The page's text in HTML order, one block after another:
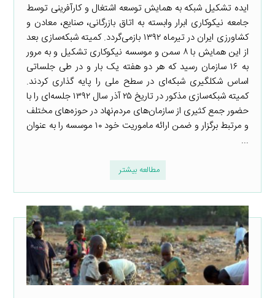
ایده تشکیل شبکه به همایش توسعه اشتغال و کارآفرینی توسط
جامعه نیکوکاری ابرار وابسته به اتاق بازرگانی، صنایع، معادن و
کشاورزی ایران در تیرماه ۱۳۹۲ بازمی‌گردد. کمیته شبکه‌سازی بعد
از این همایش با ۸ سمن و موسسه نیکوکاری تشکیل و به مرور
به ۱۶ سازمان رسید که هر دو هفته یک بار و در طی جلساتی
اساس شکلگیری شبکه‌ای در سطح ملی را پایه گذاری کردند.
کمیته شبکه‌سازی مذکور در تاریخ ۲۵ آذر سال ۱۳۹۲ جلسه‌ای را با
حضور جمع کثیری از سازمان‌های مردم‌نهاد در حوزه‌های مختلف
و مرتبط برگزار و ضمن ارائه ماموریت خود ۱۰ موسسه را به عنوان
...
مطالعه بیشتر